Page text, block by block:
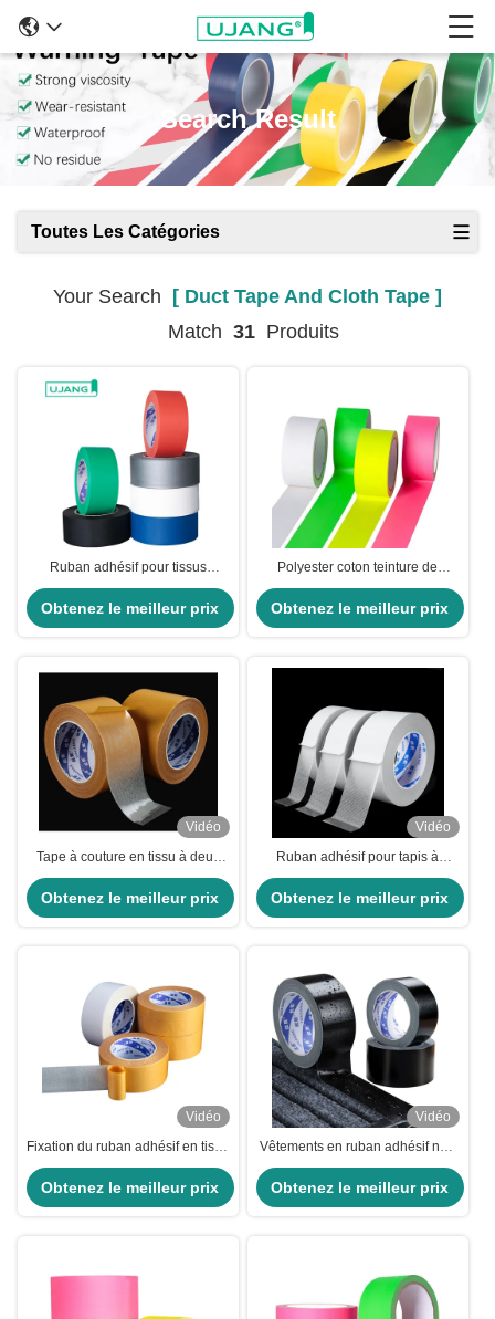
Search Result
Toutes Les Catégories
Your Search [ Duct Tape And Cloth Tape ]
Match 31Produits
Ruban adhésif pour tissus
industriels 50mx50mm Ruban
adhésif en vinyle Argent pour
applications lourdes
Obtenez le meilleur prix
Polyester coton teinture de
support de travail lourd plancher
de scène ruban adhésif
fluorescent et ruban adhésif de
Obtenez le meilleur prix
Vidéo
Tape à couture en tissu à deux
côtés de 50 m avec bord adhésif
à fusion chaude
Obtenez le meilleur prix
Vidéo
Ruban adhésif pour tapis à
double face
Obtenez le meilleur prix
Vidéo
Fixation du ruban adhésif en tissu
de tapis à double face en
caoutchouc
Obtenez le meilleur prix
Vidéo
Vêtements en ruban adhésif noir
à haute viscosité pour
applications intérieures et
extérieures
Obtenez le meilleur prix